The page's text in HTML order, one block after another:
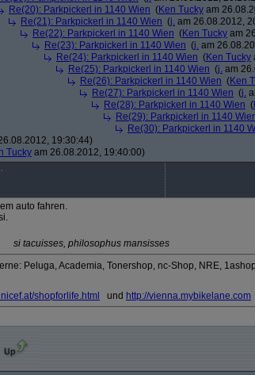
Re(20): Parkpickerl in 1140 Wien (Ken Tucky am
Re(21): Parkpickerl in 1140 Wien (j. am 26.08.2012,
Re(22): Parkpickerl in 1140 Wien (Ken Tucky am
Re(23): Parkpickerl in 1140 Wien (j. am
Re(24): Parkpickerl in 1140 Wien (Ken Tucky
Re(25): Parkpickerl in 1140 Wien (j. am
Re(26): Parkpickerl in 1140 Wien (Ken
Re(27): Parkpickerl in 1140 Wien (j.
Re(28): Parkpickerl in 1140 Wien (
Re(29): Parkpickerl in 1140
Re(30): Parkpickerl in 1140
19:30:44)
Tucky am 26.08.2012, 19:40:00)
auto fahren.
si tacuisses, philosophus mansisses
Peluga, Academia, Tonershop, nc-Shop, NRE,
shopforlife.html und http://vienna.mybikelane.com